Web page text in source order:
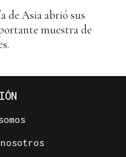
de Asia abrió sus
muestra de